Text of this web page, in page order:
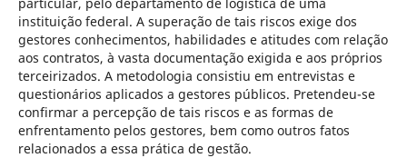
instituição federal. A superação de tais riscos exige dos
gestores conhecimentos, habilidades e atitudes com relação
aos contratos, à vasta documentação exigida e aos próprios
terceirizados. A metodologia consistiu em entrevistas e
questionários aplicados a gestores públicos. Pretendeu-se
confirmar a percepção de tais riscos e as formas de
enfrentamento pelos gestores, bem como outros fatos
relacionados a essa prática de gestão.